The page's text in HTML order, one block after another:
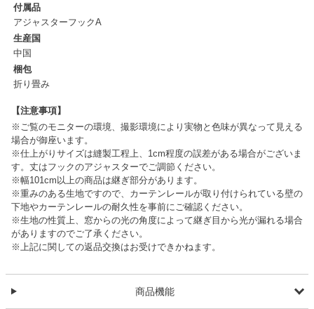
付属品
アジャスターフックA
生産国
中国
梱包
折り畳み
【注意事項】
※ご覧のモニターの環境、撮影環境により実物と色味が異なって見える
場合が御座います。
※仕上がりサイズは縫製工程上、1cm程度の誤差がある場合がございま
す。丈はフックのアジャスターでご調節ください。
※幅101cm以上の商品は継ぎ部分があります。
※重みのある生地ですので、カーテンレールが取り付けられている壁の
下地やカーテンレールの耐久性を事前にご確認ください。
※生地の性質上、窓からの光の角度によって継ぎ目から光が漏れる場合
がありますのでご了承ください。
※上記に関しての返品交換はお受けできかねます。
商品機能